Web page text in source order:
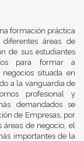
formación práctica
áreas de
de sus estudiantes
para formar a
situada en
a la vanguardia de
profesional y
demandados se
de Empresas, por
de negocio, el
importantes de la